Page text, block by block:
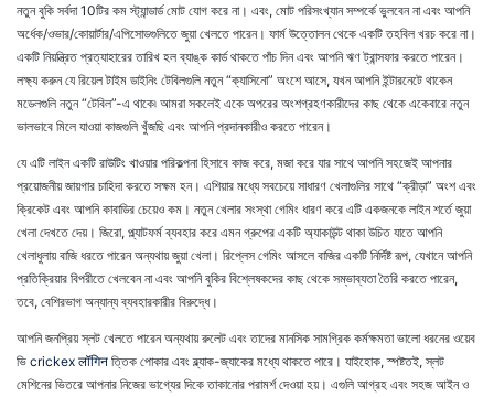
নতুন বুকি সর্বদা 10টির কম স্ট্যান্ডার্ড মোট যোগ করে না। এবং, মোট পরিসংখ্যান সম্পর্কে ভুলবেন না এবং আপনি
অর্ধেক/ওভার/কোয়ার্টার/এপিসোডগুলিতে জুয়া খেলতে পারেন। ফার্ম উত্তোলন থেকে একটি তহবিল খরচ করে না।
একটি নিয়ন্ত্রিত প্রত্যাহারের তারিখ হল ব্যাঙ্ক কার্ড থাকতে পাঁচ দিন এবং আপনি ঋণ ট্রান্সফার করতে পারেন।
লক্ষ্য করুন যে রিয়েল টাইম ডাইনিং টেবিলগুলি নতুন “ক্যাসিনো” অংশে আসে, যখন আপনি ইন্টারনেটে থাকেন
মডেলগুলি নতুন “টেবিল”-এ থাকে৷ আমরা সকলেই একে অপরের অংশগ্রহণকারীদের কাছ থেকে একেবারে নতুন
ভালভাবে মিলে যাওয়া কাজগুলি খুঁজছি এবং আপনি প্রদানকারীও করতে পারেন।
যে এটি লাইন একটি রাউটিং খাওয়ার পরিকল্পনা হিসাবে কাজ করে, মজা করে যার সাথে আপনি সহজেই আপনার
প্রয়োজনীয় জায়গার চাহিদা করতে সক্ষম হন। এশিয়ার মধ্যে সবচেয়ে সাধারণ খেলাগুলির সাথে “ক্রীড়া” অংশ এবং
ক্রিকেট এবং আপনি কাবাডির চেয়েও কম। নতুন খেলার সংস্থা গেমিং ধারণ করে এটি একজনকে লাইন শর্তে জুয়া
খেলা দেখতে দেয়। জিরো, প্ল্যাটফর্ম ব্যবহার করে এমন গ্রুপের একটি অ্যাকাউন্ট থাকা উচিত যাতে আপনি
খেলাধুলায় বাজি ধরতে পারেন অন্যথায় জুয়া খেলা। রিপ্লেস গেমিং আসলে বাজির একটি নির্দিষ্ট রূপ, যেখানে আপনি
প্রতিক্রিয়ার বিপরীতে খেলবেন না এবং আপনি বুকির বিশ্লেষকদের কাছ থেকে সম্ভাব্যতা তৈরি করতে পারেন,
তবে, বেশিরভাগ অন্যান্য ব্যবহারকারীর বিরুদ্ধে।
আপনি জনপ্রিয় স্লট খেলতে পারেন অন্যথায় রুলেট এবং তাদের মানসিক সামগ্রিক কর্মক্ষমতা ভালো ধরনের ওয়েব
ভি crickex लॉगिन ত্তিক পোকার এবং ব্ল্যাক-জ্যাকের মধ্যে থাকতে পারে। যাইহোক, স্পষ্টতই, স্লট
মেশিনের ভিতরে আপনার নিজের ভাগ্যের দিকে তাকানোর পরামর্শ দেওয়া হয়। এগুলি আগ্রহ এবং সহজ আইন ও